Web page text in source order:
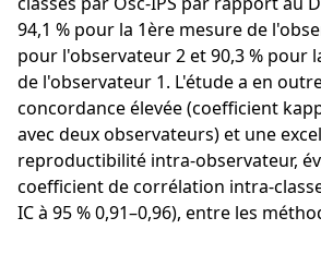
94,1 % pour la 1ère mesure de
pour l'observateur 2 et 90,3 % pour
de l'observateur 1. L'étude a en
concordance élevée (coefficient
avec deux observateurs) et une
reproductibilité intra-observateur,
coefficient de corrélation intra-classe
IC à 95 % 0,91–0,96), entre les